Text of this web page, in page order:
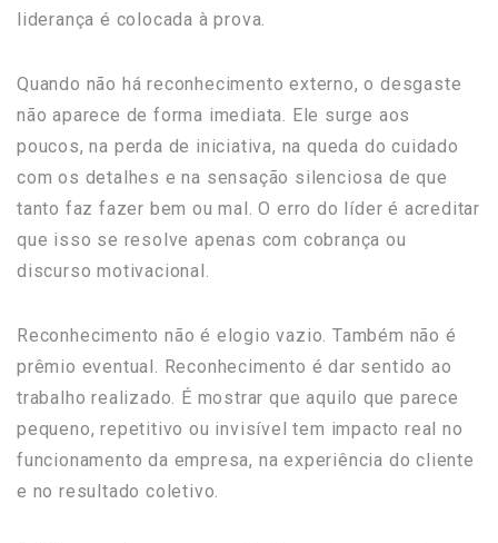
liderança é colocada à prova.
Quando não há reconhecimento externo, o desgaste
não aparece de forma imediata. Ele surge aos
poucos, na perda de iniciativa, na queda do cuidado
com os detalhes e na sensação silenciosa de que
tanto faz fazer bem ou mal. O erro do líder é acreditar
que isso se resolve apenas com cobrança ou
discurso motivacional.
Reconhecimento não é elogio vazio. Também não é
prêmio eventual. Reconhecimento é dar sentido ao
trabalho realizado. É mostrar que aquilo que parece
pequeno, repetitivo ou invisível tem impacto real no
funcionamento da empresa, na experiência do cliente
e no resultado coletivo.